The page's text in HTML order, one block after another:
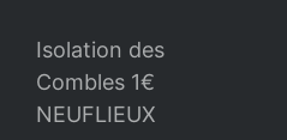
Isolation des
Combles 1€
NEUFLIEUX